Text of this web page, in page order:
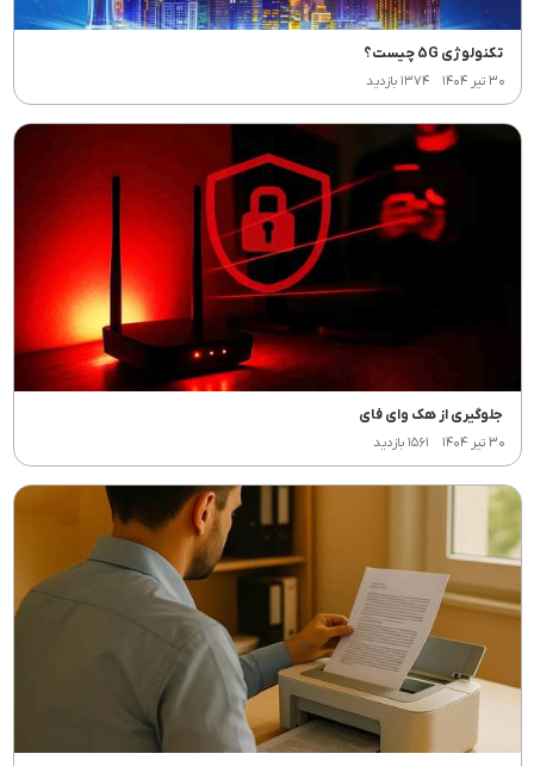
تکنولوژی 5G چیست؟
۳۰ تیر ۱۴۰۴ ۱۳۷۴ بازدید
جلوگیری از هک وای فای
۳۰ تیر ۱۴۰۴ ۱۵۶۱ بازدید